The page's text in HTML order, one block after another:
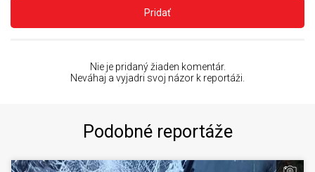
Pridať
Nie je pridaný žiaden komentár.
Neváhaj a vyjadri svoj názor k reportáži.
Podobné reportáže